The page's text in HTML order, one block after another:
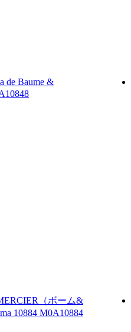
de Baume &
（ボーム&
10884 M0A10884